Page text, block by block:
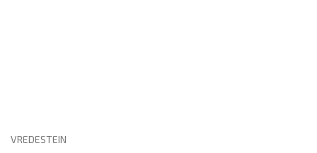
VREDESTEIN